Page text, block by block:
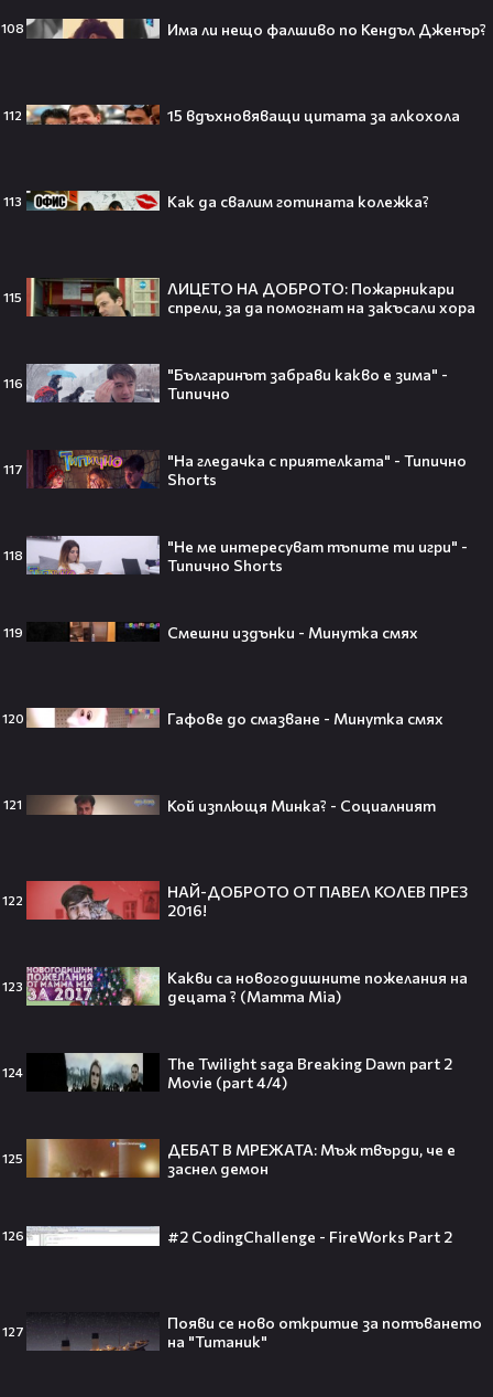
108 Има ли нещо фалшиво по Кендъл Дженър?
112 15 вдъхновяващи цитата за алкохола
113 Как да свалим готината колежка?
115
ЛИЦЕТО НА ДОБРОТО: Пожарникари
спрели, за да помогнат на закъсали хора
116
"Българинът забрави какво е зима" -
Типично
117
"На гледачка с приятелката" - Типично
Shorts
118
"Не ме интересуват тъпите ти игри" -
Типично Shorts
119 Смешни издънки - Минутка смях
120 Гафове до смазване - Минутка смях
121 Кой изплющя Минка? - Социалният
122
НАЙ-ДОБРОТО ОТ ПАВЕЛ КОЛЕВ ПРЕЗ
2016!
123
Какви са новогодишните пожелания на
децата ? (Mamma Mia)
124
The Twilight saga Breaking Dawn part 2
Movie (part 4/4)
125
ДЕБАТ В МРЕЖАТА: Мъж твърди, че е
заснел демон
126 #2 CodingChallenge - FireWorks Part 2
127
Появи се ново откритие за потъването
на "Титаник"
Кой съсипа Фантастичната
🎬👀💥
Селена Гомес празнува рождения
Джон Сина сподели 4 неща, които
могат да съсипят всяко GenZ:
притежават технология за
телепортация!"😯💥
Младата звезда от „Годзила
срещу Конг“ си отиде на 18🕊️
на новия символ във футбола🤩⚽
странното решение във филма
всъщност има логика
Theo в The Voice Cast: "Правен съм
Съдията отложи сливането на